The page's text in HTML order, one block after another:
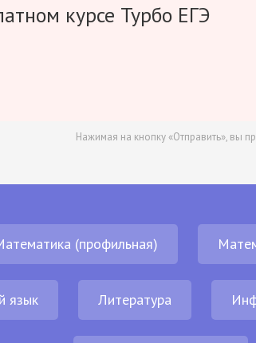
курсе Турбо ЕГЭ
Нажимая на кнопку «Отправить», вы
(профильная)
язык Литература